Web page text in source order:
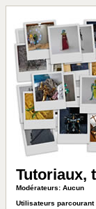
Tutoriaux,
Modérateurs: Aucun
Utilisateurs parcourant